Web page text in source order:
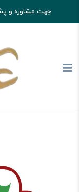
جهت مشاوره و
آجیل و خشکبار عابدینی